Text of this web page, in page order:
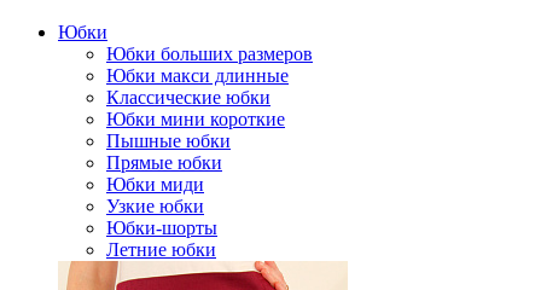
Юбки
Юбки больших размеров
Юбки макси длинные
Классические юбки
Юбки мини короткие
Пышные юбки
Прямые юбки
Юбки миди
Узкие юбки
Юбки-шорты
Летние юбки